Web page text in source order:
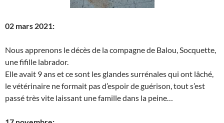
02 mars 2021:
Nous apprenons le décès de la compagne de Balou, Socquette,
une fifille labrador.
Elle avait 9 ans et ce sont les glandes surrénales qui ont lâché,
le vétérinaire ne formait pas d’espoir de guérison, tout s’est
passé très vite laissant une famille dans la peine…